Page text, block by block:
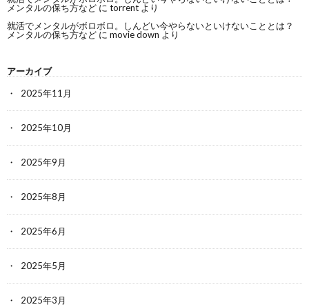
メンタルの保ち方など に torrent より
就活でメンタルがボロボロ。しんどい今やらないといけないこととは？
メンタルの保ち方など に movie down より
アーカイブ
2025年11月
2025年10月
2025年9月
2025年8月
2025年6月
2025年5月
2025年3月